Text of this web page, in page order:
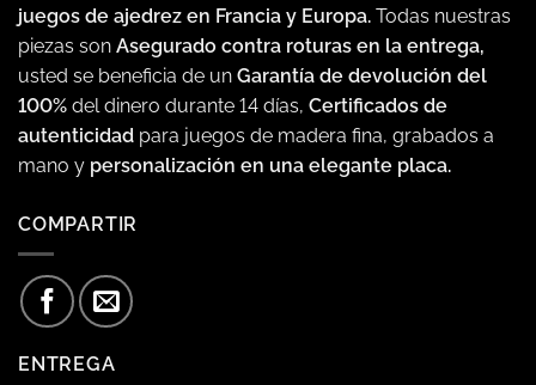
juegos de ajedrez en Francia y Europa. Todas nuestras
piezas son Asegurado contra roturas en la entrega,
usted se beneficia de un Garantía de devolución del
100% del dinero durante 14 días, Certificados de
autenticidad para juegos de madera fina, grabados a
mano y personalización en una elegante placa.
COMPARTIR
ENTREGA